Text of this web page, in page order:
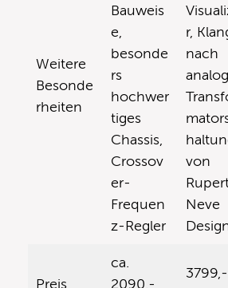
Weitere
Besonde
rheiten
Bauweis
e,
besonde
rs
hochwer
tiges
Chassis,
Crossov
er-
Frequen
z-Regler
r,
nach
von
Neve
Preis
ca.
2090,-
3799,-